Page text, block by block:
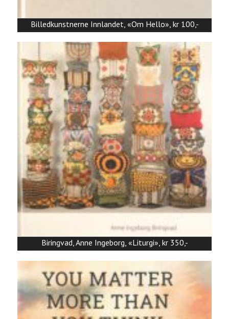
Billedkunstnerne Innlandet, «Om Hello», kr 100,-
Biringvad, Anne Ingeborg, «Liturgi», kr 350,-